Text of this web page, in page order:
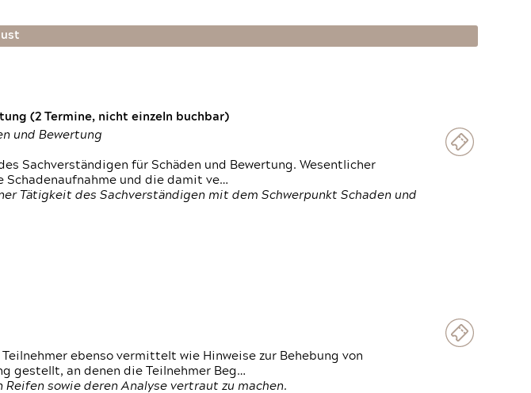
(2 Termine, nicht einzeln buchbar)
und Bewertung
Sachverständigen für Schäden und Bewertung. Wesentlicher
Schadenaufnahme und die damit ve…
Tätigkeit des Sachverständigen mit dem Schwerpunkt Schaden und
ebenso vermittelt wie Hinweise zur Behebung von
gestellt, an denen die Teilnehmer Beg…
sowie deren Analyse vertraut zu machen.